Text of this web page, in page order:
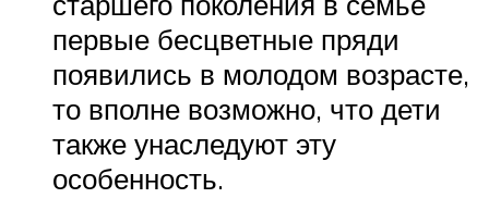
первые бесцветные пряди
появились в молодом возрасте,
то вполне возможно, что дети
также унаследуют эту
особенность.